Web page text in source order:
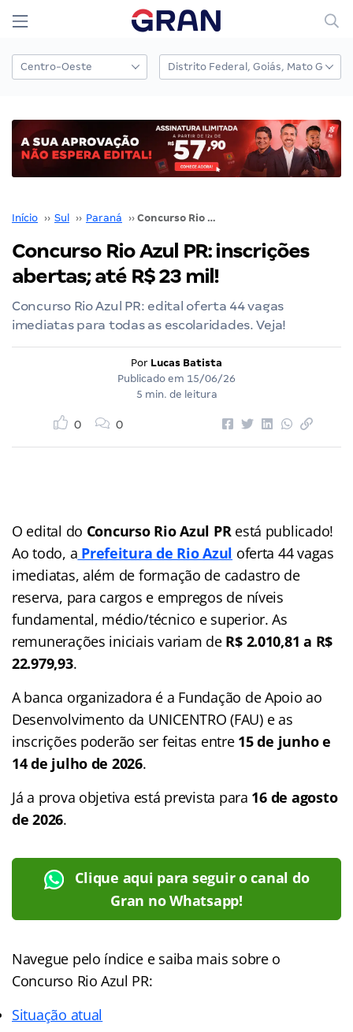
Início ›› Sul ›› Paraná ›› Concurso Rio Azul PR: inscrições abertas; até R$ 23 mil!
Concurso Rio Azul PR: inscrições
abertas; até R$ 23 mil!
Concurso Rio Azul PR: edital oferta 44 vagas
imediatas para todas as escolaridades. Veja!
Por Lucas Batista
Publicado em 15/06/26
5 min. de leitura
0 0
O edital do Concurso Rio Azul PRestá publicado!
Ao todo, a Prefeitura de Rio Azul oferta 44 vagas
imediatas, além de formação de cadastro de
reserva, para cargos e empregos de níveis
fundamental, médio/técnico e superior. As
remunerações iniciais variam de R$ 2.010,81 a R$
22.979,93.
A banca organizadora é a Fundação de Apoio ao
Desenvolvimento da UNICENTRO (FAU) e as
inscrições poderão ser feitas entre15 de junho e
14 de julho de 2026.
Já a prova objetiva está prevista para 16 de agosto
de 2026.
Clique aqui para seguir o canal do
Gran no Whatsapp!
Navegue pelo índice e saiba mais sobre o
Concurso Rio Azul PR:
Situação atual